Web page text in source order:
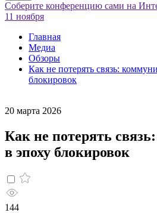
Соберите конференцию сами на
11 ноября
Главная
Медиа
Обзоры
Как не потерять связь:
блокировок
20 марта 2026
Как не потерять
в эпоху блокировок
144